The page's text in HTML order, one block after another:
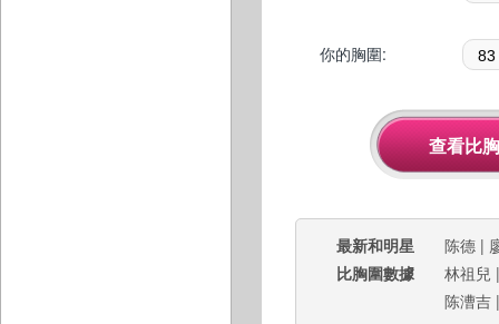
你的胸圍:
最新和明星
比胸圍數據
陈德 |
林祖兒
陈漕吉